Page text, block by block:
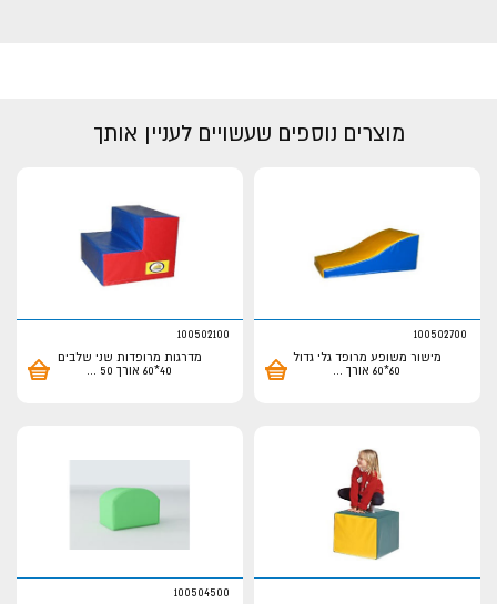
מוצרים נוספים שעשויים לעניין אותך
100502700
מישור משופע מרופד גלי גדול
60*60 אורך
...
100502100
מדרגות מרופדות שני שלבים
40*60 אורך 50
...
100504500